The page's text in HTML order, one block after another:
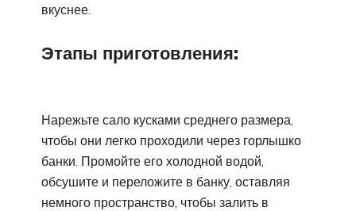
вкуснее.
Этапы приготовления:
Нарежьте сало кусками среднего размера,
чтобы они легко проходили через горлышко
банки. Промойте его холодной водой,
обсушите и переложите в банку, оставляя
немного пространство, чтобы залить в